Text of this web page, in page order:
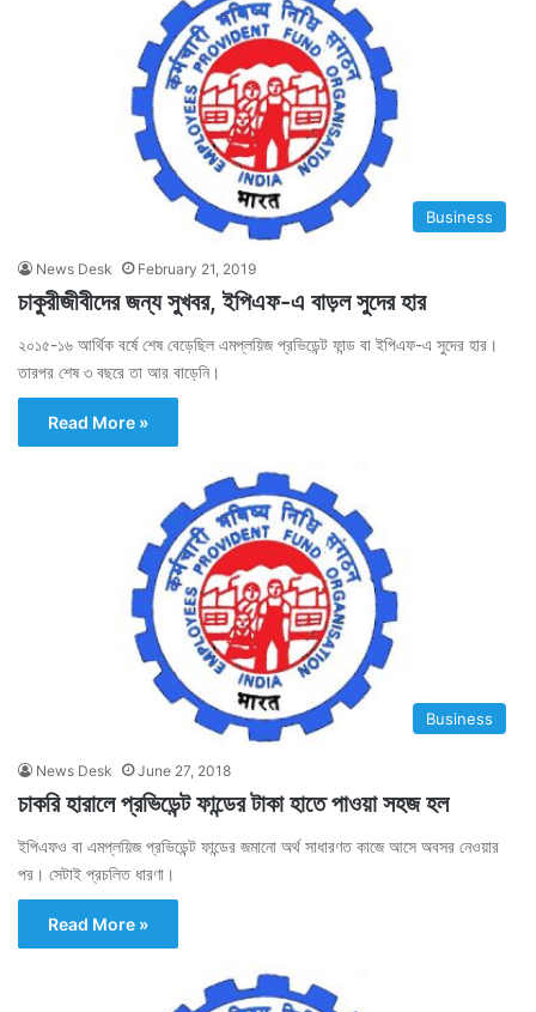
Business
News Desk February 21, 2019
চাকুরীজীবীদের জন্য সুখবর, ইপিএফ-এ বাড়ল সুদের হার
২০১৫-১৬ আর্থিক বর্ষে শেষ বেড়েছিল এমপ্লয়িজ প্রভিডেন্ট ফান্ড বা ইপিএফ-এ সুদের হার।
তারপর শেষ ৩ বছরে তা আর বাড়েনি।
Read More »
Business
News Desk June 27, 2018
চাকরি হারালে প্রভিডেন্ট ফান্ডের টাকা হাতে পাওয়া সহজ হল
ইপিএফও বা এমপ্লয়িজ প্রভিডেন্ট ফান্ডের জমানো অর্থ সাধারণত কাজে আসে অবসর নেওয়ার
পর। সেটাই প্রচলিত ধারণা।
Read More »